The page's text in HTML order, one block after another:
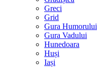
Greci
Grid
Gura Humorului
Gura Vadului
Hunedoara
Huși
Iași